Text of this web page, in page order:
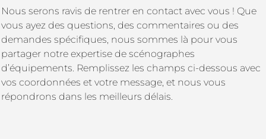
D’ÉQUIPEMENT
L’AGENCE
RÉFÉRENCES
Nous serons ravis de rentrer en contact avec vous ! Que
vous ayez des questions, des commentaires ou des
demandes spécifiques, nous sommes là pour vous
partager notre expertise de scénographes
d’équipements. Remplissez les champs ci-dessous avec
vos coordonnées et votre message, et nous vous
répondrons dans les meilleurs délais.